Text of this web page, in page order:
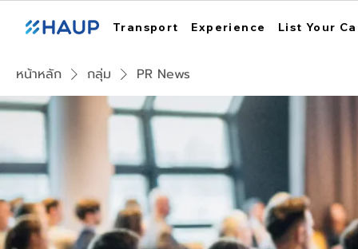
Transport Experience List Your
หน้าหลัก กลุ่ม PR News